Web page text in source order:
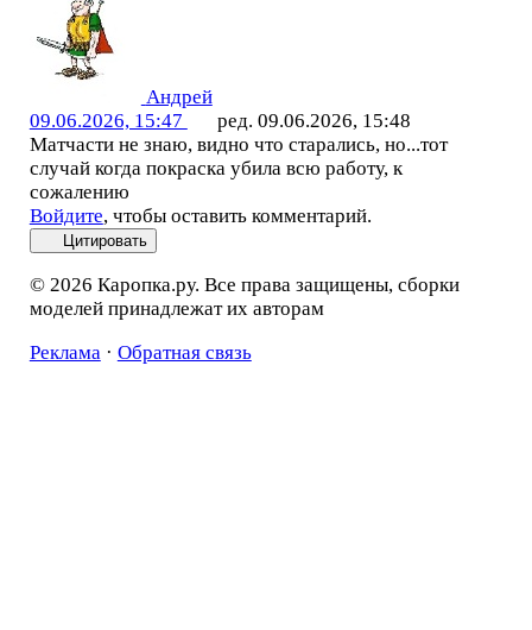
Андрей
09.06.2026, 15:47
ред. 09.06.2026, 15:48
Матчасти не знаю, видно что старались, но...тот
случай когда покраска убила всю работу, к
сожалению
Войдите, чтобы оставить комментарий.
Цитировать
© 2026 Каропка.ру. Все права защищены, сборки
моделей принадлежат их авторам
Реклама· Обратная связь